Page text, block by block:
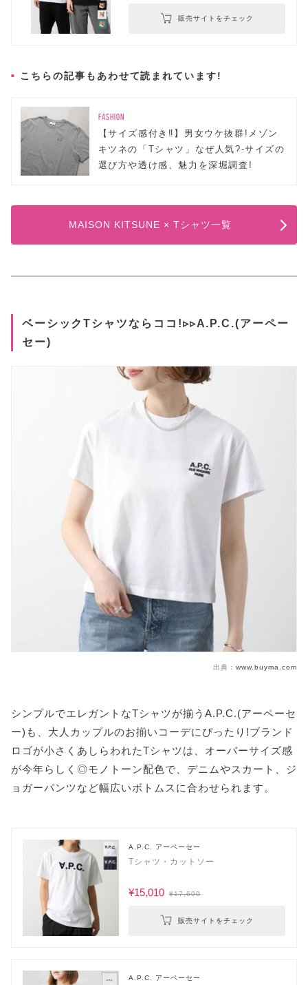
販売サイトをチェック
こちらの記事もあわせて読まれています!
FASHION
【サイズ感付き‼】男女ウケ抜群!メゾン
キツネの「Tシャツ」なぜ人気?-サイズの
選び方や透け感、魅力を深堀調査!
MAISON KITSUNE × Tシャツ一覧
ベーシックTシャツならココ!▹▹A.P.C.(アーペー
セー)
出典： www.buyma.com
シンプルでエレガントなTシャツが揃うA.P.C.(アーペーセ
ー)も、大人カップルのお揃いコーデにぴったり!ブランド
ロゴが小さくあしらわれたTシャツは、オーバーサイズ感
が今年らしく◎モノトーン配色で、デニムやスカート、ジ
ョガーパンツなど幅広いボトムスに合わせられます。
A.P.C. アーペーセー
Tシャツ・カットソー
¥15,010 ¥17,600
販売サイトをチェック
A.P.C. アーペーセー